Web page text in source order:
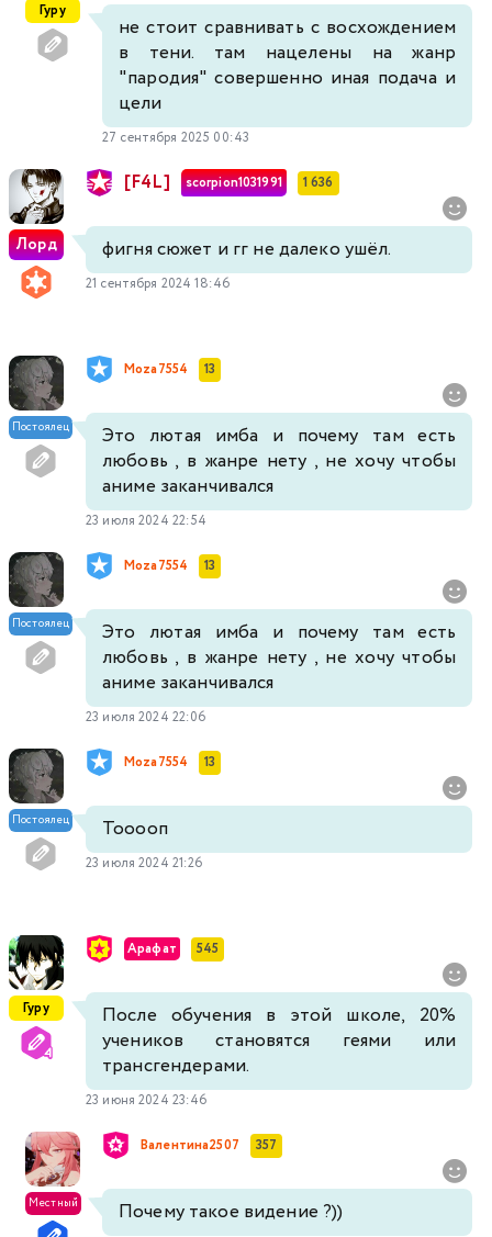
Гуру
не стоит сравнивать с восхождением
в тени. там нацелены на жанр
"пародия" совершенно иная подача и
цели
27 сентября 2025 00:43
Лорд
[F4L] scorpion1031991 1 636
фигня сюжет и гг не далеко ушёл.
21 сентября 2024 18:46
Постоялец
Moza7554 13
Это лютая имба и почему там есть
любовь , в жанре нету , не хочу чтобы
аниме заканчивался
23 июля 2024 22:54
Постоялец
Moza7554 13
Это лютая имба и почему там есть
любовь , в жанре нету , не хочу чтобы
аниме заканчивался
23 июля 2024 22:06
Постоялец
Moza7554 13
Тооооп
23 июля 2024 21:26
Гуру
Арафат 545
После обучения в этой школе, 20%
учеников становятся геями или
трансгендерами.
23 июня 2024 23:46
Местный
Валентина2507 357
Почему такое видение ?))